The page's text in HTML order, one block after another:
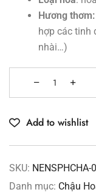
Hương thơm:
hợp các tinh
nhài…)
Add to wishlist
SKU: NENSPHCHA-
Danh mục: Chậu